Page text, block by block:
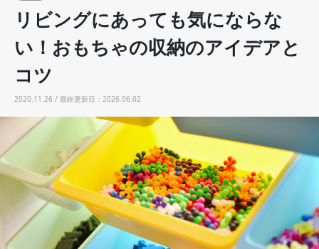
リビングにあっても気にならな
い！おもちゃの収納のアイデアと
コツ
2020.11.26 / 最終更新日：2026.06.02